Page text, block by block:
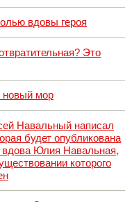
вдовы героя
Это
новый мор
Навальный написал
будет опубликована
вдова Юлия Навальная,
которого